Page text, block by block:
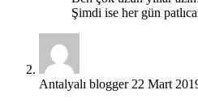
Şimdi ise her gün
Antalyalı blogger 22 Mart